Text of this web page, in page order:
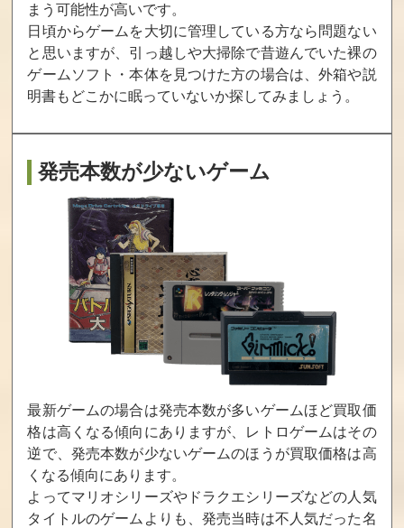
244
Wii Fit U バラン
スWiiボード (シ
ロ) ＋ フィット
200
ソニック＆オー
ルスターレーシ
ング TRANSFO
196
ぷよぷよテトリ
ス スペシャルプ
ライス
レイマン レジェ
買取価格
150
ウォッチドッグ
ス
買取価格
50 50
ネス ワールドパ
ーティ
買取価格
50
買取価格
ズ スパイロの大
冒険
買取価格
まう可能性が高いです。
日頃からゲームを大切に管理している方なら問題ない
と思いますが、引っ越しや大掃除で昔遊んでいた裸の
ゲームソフト・本体を見つけた方の場合は、外箱や説
明書もどこかに眠っていないか探してみましょう。
発売本数が少ないゲーム
最新ゲームの場合は発売本数が多いゲームほど買取価
格は高くなる傾向にありますが、レトロゲームはその
逆で、発売本数が少ないゲームのほうが買取価格は高
くなる傾向にあります。
よってマリオシリーズやドラクエシリーズなどの人気
タイトルのゲームよりも、発売当時は不人気だった名